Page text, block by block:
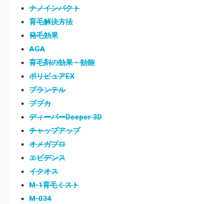
ナノインパクト
育毛解決方法
発毛効果
AGA
育毛剤の効果・効能
ポリピュアEX
プランテル
ブブカ
ディーパーDeeper 3D
チャップアップ
オメガプロ
エビデンス
イクオス
M-1育毛ミスト
M-034